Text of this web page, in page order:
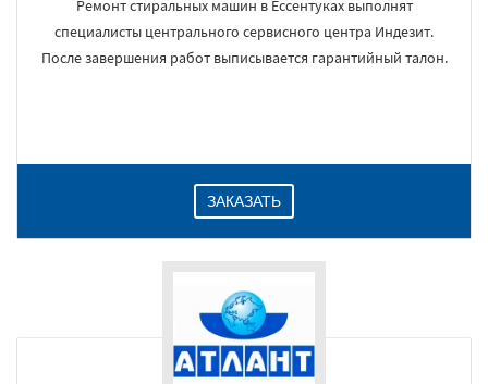
Ремонт стиральных машин в Ессентуках выполнят
специалисты центрального сервисного центра Индезит.
После завершения работ выписывается гарантийный талон.
ЗАКАЗАТЬ